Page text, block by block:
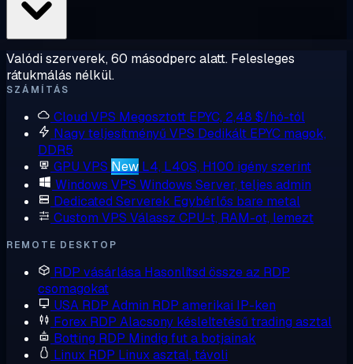
Valódi szerverek, 60 másodperc alatt. Felesleges
rátukmálás nélkül.
SZÁMÍTÁS
Cloud VPS Megosztott EPYC, 2,48 $/hó-tól
Nagy teljesítményű VPS Dedikált EPYC magok,
DDR5
GPU VPS New L4, L40S, H100 igény szerint
Windows VPS Windows Server, teljes admin
Dedicated Serverek Egybérlős bare metal
Custom VPS Válassz CPU-t, RAM-ot, lemezt
REMOTE DESKTOP
RDP vásárlása Hasonlítsd össze az RDP
csomagokat
USA RDP Admin RDP amerikai IP-ken
Forex RDP Alacsony késleltetésű trading asztal
Botting RDP Mindig fut a botjainak
Linux RDP Linux asztal, távoli